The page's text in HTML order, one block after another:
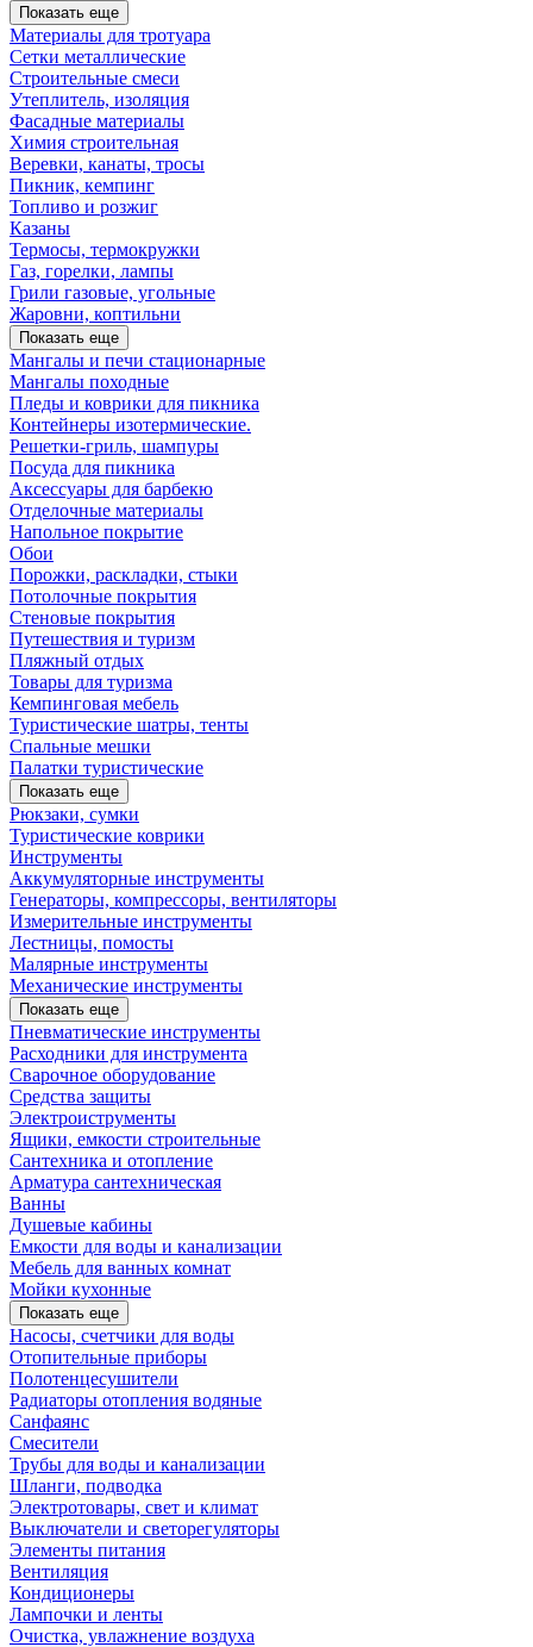
Показать еще
Материалы для тротуара
Сетки металлические
Строительные смеси
Утеплитель, изоляция
Фасадные материалы
Химия строительная
Веревки, канаты, тросы
Пикник, кемпинг
Топливо и розжиг
Казаны
Термосы, термокружки
Газ, горелки, лампы
Грили газовые, угольные
Жаровни, коптильни
Показать еще
Мангалы и печи стационарные
Мангалы походные
Пледы и коврики для пикника
Контейнеры изотермические.
Решетки-гриль, шампуры
Посуда для пикника
Аксессуары для барбекю
Отделочные материалы
Напольное покрытие
Обои
Порожки, раскладки, стыки
Потолочные покрытия
Стеновые покрытия
Путешествия и туризм
Пляжный отдых
Товары для туризма
Кемпинговая мебель
Туристические шатры, тенты
Спальные мешки
Палатки туристические
Показать еще
Рюкзаки, сумки
Туристические коврики
Инструменты
Аккумуляторные инструменты
Генераторы, компрессоры, вентиляторы
Измерительные инструменты
Лестницы, помосты
Малярные инструменты
Механические инструменты
Показать еще
Пневматические инструменты
Расходники для инструмента
Сварочное оборудование
Средства защиты
Электроиструменты
Ящики, емкости строительные
Сантехника и отопление
Арматура сантехническая
Ванны
Душевые кабины
Емкости для воды и канализации
Мебель для ванных комнат
Мойки кухонные
Показать еще
Насосы, счетчики для воды
Отопительные приборы
Полотенцесушители
Радиаторы отопления водяные
Санфаянс
Смесители
Трубы для воды и канализации
Шланги, подводка
Электротовары, свет и климат
Выключатели и светорегуляторы
Элементы питания
Вентиляция
Кондиционеры
Лампочки и ленты
Очистка, увлажнение воздуха